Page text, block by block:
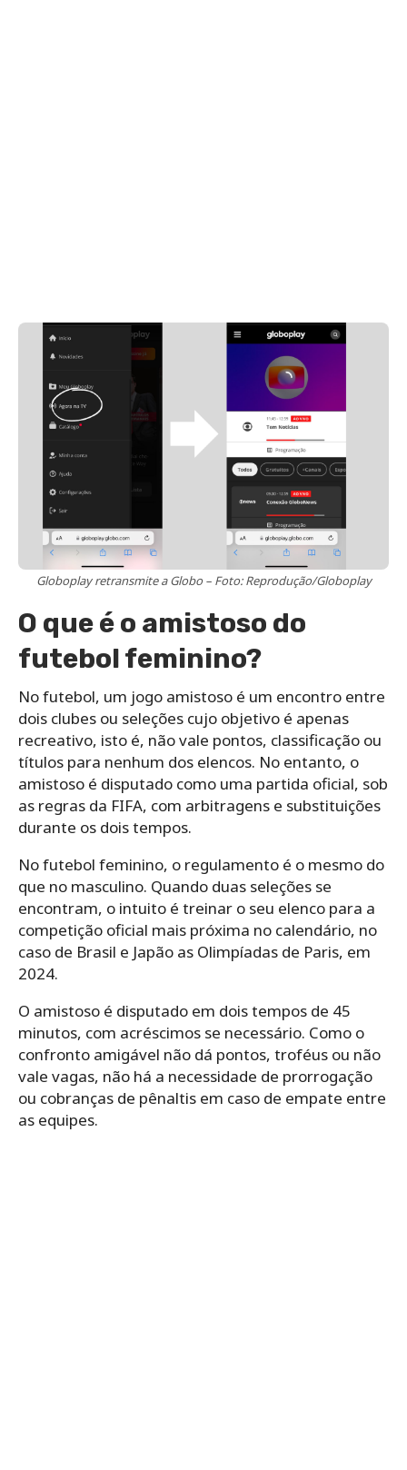
Globoplay retransmite a Globo – Foto: Reprodução/Globoplay
O que é o amistoso do
futebol feminino?
No futebol, um jogo amistoso é um encontro entre
dois clubes ou seleções cujo objetivo é apenas
recreativo, isto é, não vale pontos, classificação ou
títulos para nenhum dos elencos. No entanto, o
amistoso é disputado como uma partida oficial, sob
as regras da FIFA, com arbitragens e substituições
durante os dois tempos.
No futebol feminino, o regulamento é o mesmo do
que no masculino. Quando duas seleções se
encontram, o intuito é treinar o seu elenco para a
competição oficial mais próxima no calendário, no
caso de Brasil e Japão as Olimpíadas de Paris, em
2024.
O amistoso é disputado em dois tempos de 45
minutos, com acréscimos se necessário. Como o
confronto amigável não dá pontos, troféus ou não
vale vagas, não há a necessidade de prorrogação
ou cobranças de pênaltis em caso de empate entre
as equipes.